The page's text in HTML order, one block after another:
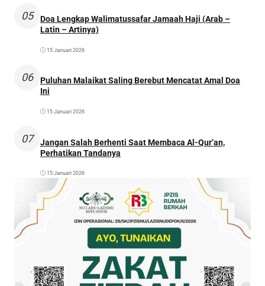
05
Doa Lengkap Walimatussafar Jamaah Haji (Arab –
Latin – Artinya)
15 Januari 2026
06
Puluhan Malaikat Saling Berebut Mencatat Amal Doa
Ini
15 Januari 2026
07
Jangan Salah Berhenti Saat Membaca Al-Qur’an,
Perhatikan Tandanya
15 Januari 2026